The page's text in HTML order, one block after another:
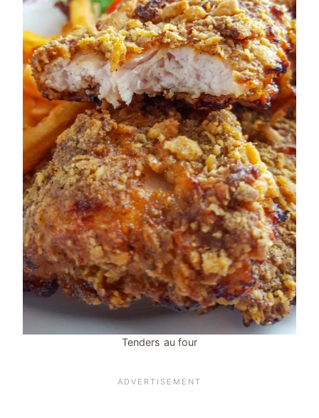
Tenders au four